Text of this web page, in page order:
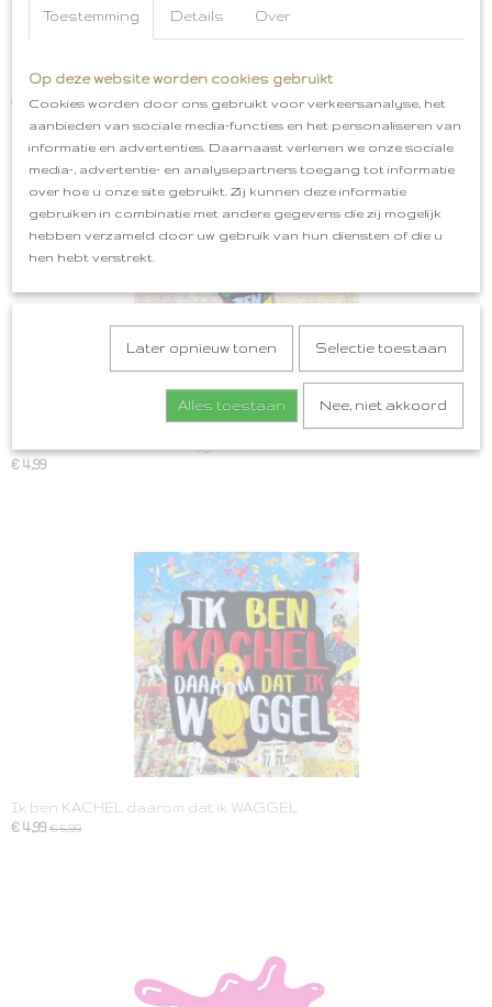
Bossche Bollen Embleem Oeteldonk
€ 5,99
€ 4,99
Ik ben KACHEL daarom dat ik WAGGEL
€ 4,99 € 5,99
Toestemming Details Over
Op deze website worden cookies gebruikt
Cookies worden door ons gebruikt voor verkeersanalyse, het
aanbieden van sociale media-functies en het personaliseren van
informatie en advertenties. Daarnaast verlenen we onze sociale
media-, advertentie- en analysepartners toegang tot informatie
over hoe u onze site gebruikt. Zij kunnen deze informatie
gebruiken in combinatie met andere gegevens die zij mogelijk
hebben verzameld door uw gebruik van hun diensten of die u
hen hebt verstrekt.
Later opnieuw tonen Selectie toestaan
Alles toestaan Nee, niet akkoord